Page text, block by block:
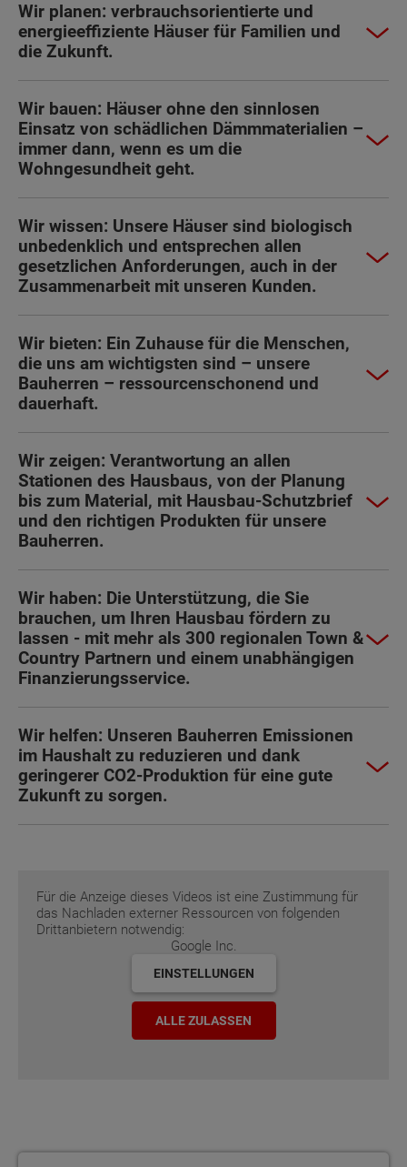
Wir planen: verbrauchsorientierte und
energieeffiziente Häuser für Familien und
die Zukunft.
Wir bauen: Häuser ohne den sinnlosen
Einsatz von schädlichen Dämmmaterialien –
immer dann, wenn es um die
Wohngesundheit geht.
Wir wissen: Unsere Häuser sind biologisch
unbedenklich und entsprechen allen
gesetzlichen Anforderungen, auch in der
Zusammenarbeit mit unseren Kunden.
Wir bieten: Ein Zuhause für die Menschen,
die uns am wichtigsten sind – unsere
Bauherren – ressourcenschonend und
dauerhaft.
Wir zeigen: Verantwortung an allen
Stationen des Hausbaus, von der Planung
bis zum Material, mit Hausbau-Schutzbrief
und den richtigen Produkten für unsere
Bauherren.
Wir haben: Die Unterstützung, die Sie
brauchen, um Ihren Hausbau fördern zu
lassen - mit mehr als 300 regionalen Town &
Country Partnern und einem unabhängigen
Finanzierungsservice.
Wir helfen: Unseren Bauherren Emissionen
im Haushalt zu reduzieren und dank
geringerer CO2-Produktion für eine gute
Zukunft zu sorgen.
Für die Anzeige dieses Videos ist eine Zustimmung für
das Nachladen externer Ressourcen von folgenden
Drittanbietern notwendig:
Google Inc.
EINSTELLUNGEN
ALLE ZULASSEN